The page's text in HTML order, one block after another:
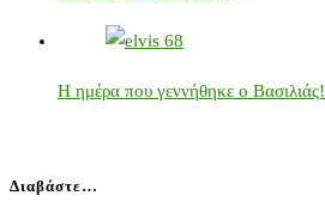
Η ημέρα που γεννήθηκε ο Βασιλιάς!
Διαβάστε…